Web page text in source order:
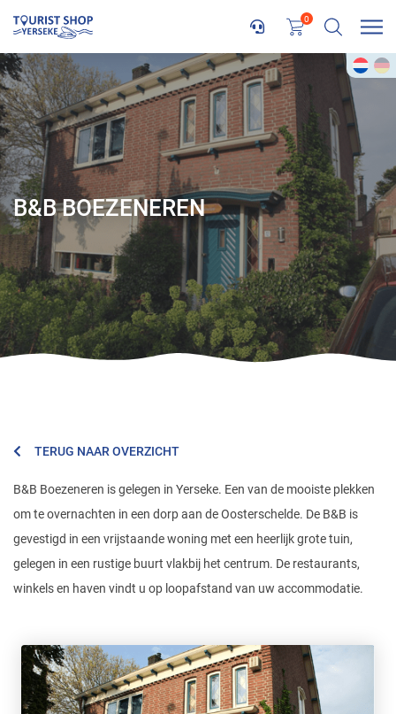
0
B&B BOEZENEREN
TERUG NAAR OVERZICHT
B&B Boezeneren is gelegen in Yerseke. Een van de mooiste plekken
om te overnachten in een dorp aan de Oosterschelde. De B&B is
gevestigd in een vrijstaande woning met een heerlijk grote tuin,
gelegen in een rustige buurt vlakbij het centrum. De restaurants,
winkels en haven vindt u op loopafstand van uw accommodatie.